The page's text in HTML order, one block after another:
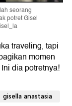
seorang
potret Gisel
traveling, tapi
momen
dia potretnya!
gisella anastasia